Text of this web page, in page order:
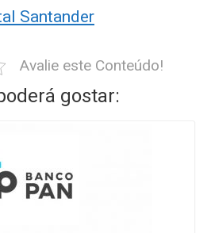
Santander
Avalie este Conteúdo!
gostar: